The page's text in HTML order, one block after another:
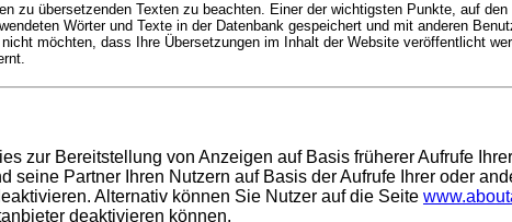
zu übersetzenden Texten zu beachten. Einer der wichtigsten Punkte, auf
Wörter und Texte in der Datenbank gespeichert und mit anderen
möchten, dass Ihre Übersetzungen im Inhalt der Website veröffentlicht
zur Bereitstellung von Anzeigen auf Basis früherer Aufrufe
seine Partner Ihren Nutzern auf Basis der Aufrufe Ihrer oder
Alternativ können Sie Nutzer auf die Seite
deaktivieren können.